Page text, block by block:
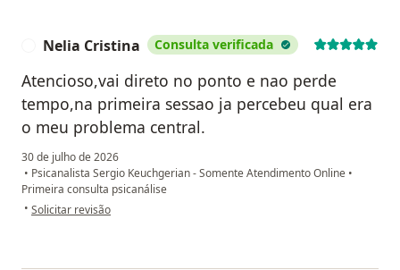
Nelia Cristina Consulta verificada
Atencioso,vai direto no ponto e nao perde
tempo,na primeira sessao ja percebeu qual era
o meu problema central.
30 de julho de 2026
• Psicanalista Sergio Keuchgerian - Somente Atendimento Online •
Primeira consulta psicanálise
• na opinião do utilizador Nelia Cristina
Solicitar revisão